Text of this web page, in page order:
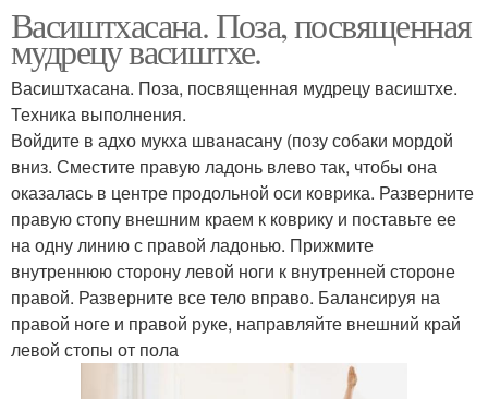
Васиштхасана. Поза, посвященная
мудрецу васиштхе.
Васиштхасана. Поза, посвященная мудрецу васиштхе.
Техника выполнения.
Войдите в адхо мукха шванасану (позу собаки мордой
вниз. Сместите правую ладонь влево так, чтобы она
оказалась в центре продольной оси коврика. Разверните
правую стопу внешним краем к коврику и поставьте ее
на одну линию с правой ладонью. Прижмите
внутреннюю сторону левой ноги к внутренней стороне
правой. Разверните все тело вправо. Балансируя на
правой ноге и правой руке, направляйте внешний край
левой стопы от пола